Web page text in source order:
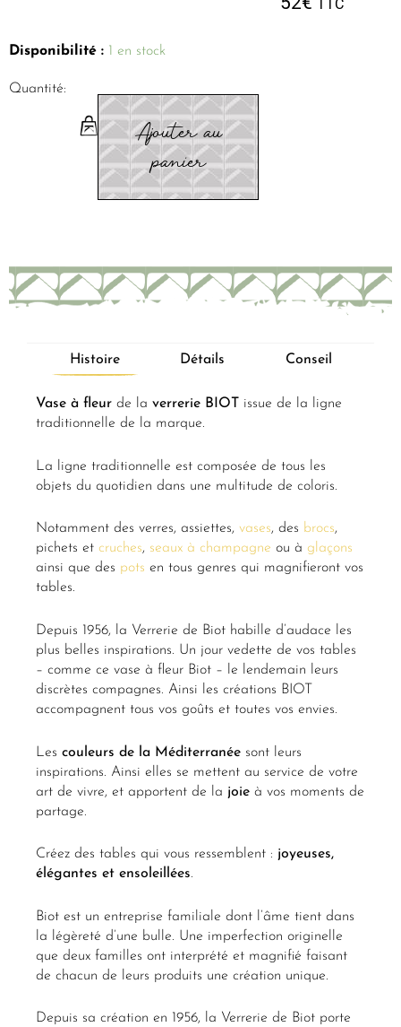
TTC
Disponibilité : 1 en stock
Quantité:
Ajouter au
panier
Histoire Détails Conseil
Vase à fleur de la verrerie BIOT
issue de la ligne
traditionnelle de la marque.
La ligne traditionnelle est composée de tous les
objets du quotidien dans une multitude de coloris.
Notamment des verres, assiettes, vases, des brocs,
pichets et cruches, seaux à champagne ou à glaçons
ainsi que des pots en tous genres qui magnifieront vos
tables.
Depuis 1956, la Verrerie de Biot habille d’audace les
plus belles inspirations. Un jour vedette de vos tables
– comme ce vase à fleur Biot – le lendemain leurs
discrètes compagnes. Ainsi les créations BIOT
accompagnent tous vos goûts et toutes vos envies.
Les couleurs de la Méditerranée sont leurs
inspirations. Ainsi elles se mettent au service de votre
art de vivre, et apportent de la joie à vos moments de
partage.
Créez des tables qui vous ressemblent : joyeuses,
élégantes et ensoleillées.
Biot est un entreprise familiale dont l’âme tient dans
la légèreté d’une bulle. Une imperfection originelle
que deux familles ont interprété et magnifié faisant
de chacun de leurs produits une création unique.
Depuis sa création en 1956, la Verrerie de Biot porte